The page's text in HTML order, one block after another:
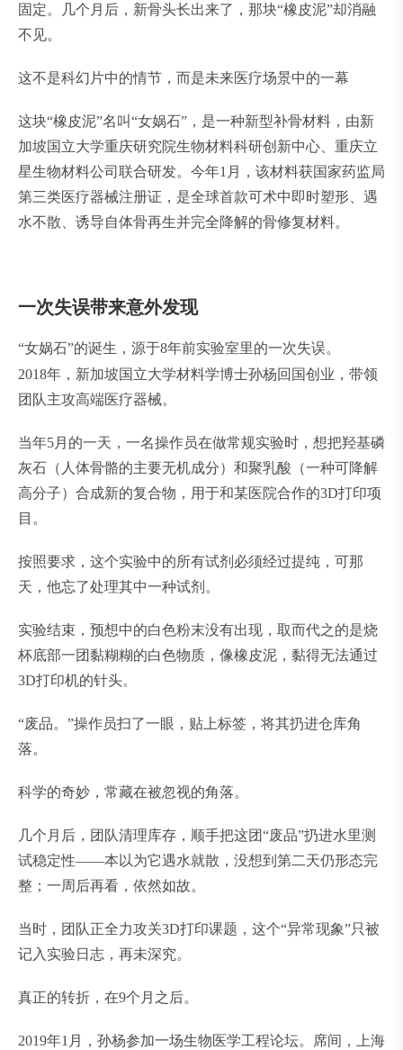
固定。几个月后，新骨头长出来了，那块“橡皮泥”却消融
不见。
这不是科幻片中的情节，而是未来医疗场景中的一幕
这块“橡皮泥”名叫“女娲石”，是一种新型补骨材料，由新
加坡国立大学重庆研究院生物材料科研创新中心、重庆立
星生物材料公司联合研发。今年1月，该材料获国家药监局
第三类医疗器械注册证，是全球首款可术中即时塑形、遇
水不散、诱导自体骨再生并完全降解的骨修复材料。
一次失误带来意外发现
“女娲石”的诞生，源于8年前实验室里的一次失误。
2018年，新加坡国立大学材料学博士孙杨回国创业，带领
团队主攻高端医疗器械。
当年5月的一天，一名操作员在做常规实验时，想把羟基磷
灰石（人体骨骼的主要无机成分）和聚乳酸（一种可降解
高分子）合成新的复合物，用于和某医院合作的3D打印项
目。
按照要求，这个实验中的所有试剂必须经过提纯，可那
天，他忘了处理其中一种试剂。
实验结束，预想中的白色粉末没有出现，取而代之的是烧
杯底部一团黏糊糊的白色物质，像橡皮泥，黏得无法通过
3D打印机的针头。
“废品。”操作员扫了一眼，贴上标签，将其扔进仓库角
落。
科学的奇妙，常藏在被忽视的角落。
几个月后，团队清理库存，顺手把这团“废品”扔进水里测
试稳定性——本以为它遇水就散，没想到第二天仍形态完
整；一周后再看，依然如故。
当时，团队正全力攻关3D打印课题，这个“异常现象”只被
记入实验日志，再未深究。
真正的转折，在9个月之后。
2019年1月，孙杨参加一场生物医学工程论坛。席间，上海